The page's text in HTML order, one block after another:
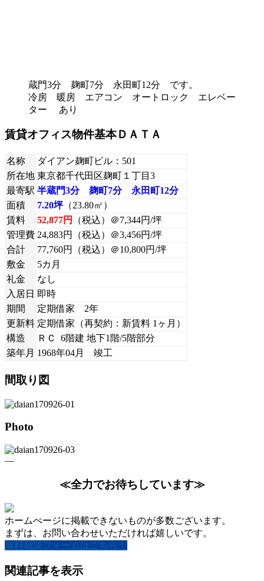
蔵門3分 麹町7分 永田町12分 です。
冷房 暖房 エアコン オートロック エレベー
ター あり
賃貸オフィス物件基本ＤＡＴＡ
名称
ダイアン麹町ビル：501
所在地 東京都千代田区麹町１丁目3
最寄駅 半蔵門3分 麹町7分 永田町12分
面積
7.20坪（23.80㎡）
賃料
52,877円
（税込）＠7,344円/坪
管理費 24,883円（税込）＠3,456円/坪
合計
77,760円（税込）＠10,800円/坪
敷金
5カ月
礼金
なし
入居日 即時
期間
定期借家 2年
更新料 定期借家（再契約：新賃料 1ヶ月）
構造
ＲＣ 6階建 地下1階/5階部分
築年月 1968年04月 竣工
間取り図
Photo
—
≪全力でお待ちしています≫
ホームぺージに掲載できないものが多数ございます。
まずは、お問い合わせいただければ嬉しいです。
無料相談フォームはこちら！
関連記事を表示